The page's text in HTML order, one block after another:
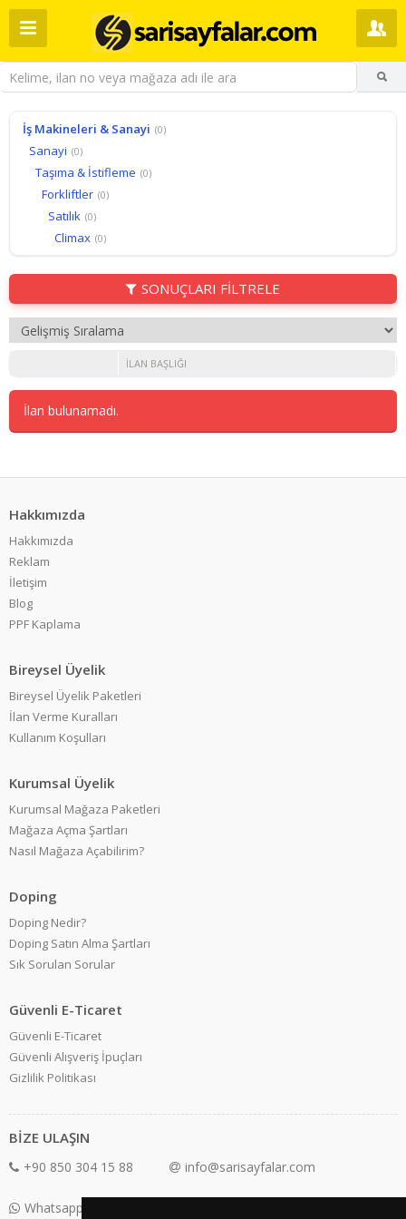
İş Makineleri & Sanayi (0)
Sanayi (0)
Taşıma & İstifleme (0)
Forkliftler (0)
Satılık (0)
Climax (0)
SONUÇLARI FİLTRELE
İLAN BAŞLIĞI
İlan bulunamadı.
Hakkımızda
Hakkımızda
Reklam
İletişim
Blog
PPF Kaplama
Bireysel Üyelik
Bireysel Üyelik Paketleri
İlan Verme Kuralları
Kullanım Koşulları
Kurumsal Üyelik
Kurumsal Mağaza Paketleri
Mağaza Açma Şartları
Nasıl Mağaza Açabilirim?
Doping
Doping Nedir?
Doping Satın Alma Şartları
Sık Sorulan Sorular
Güvenli E-Ticaret
Güvenli E-Ticaret
Güvenli Alışveriş İpuçları
Gizlilik Politikası
BİZE ULAŞIN
+90 850 304 15 88 info@sarisayfalar.com
Whatsapp Destek: +90 850 304 15 88